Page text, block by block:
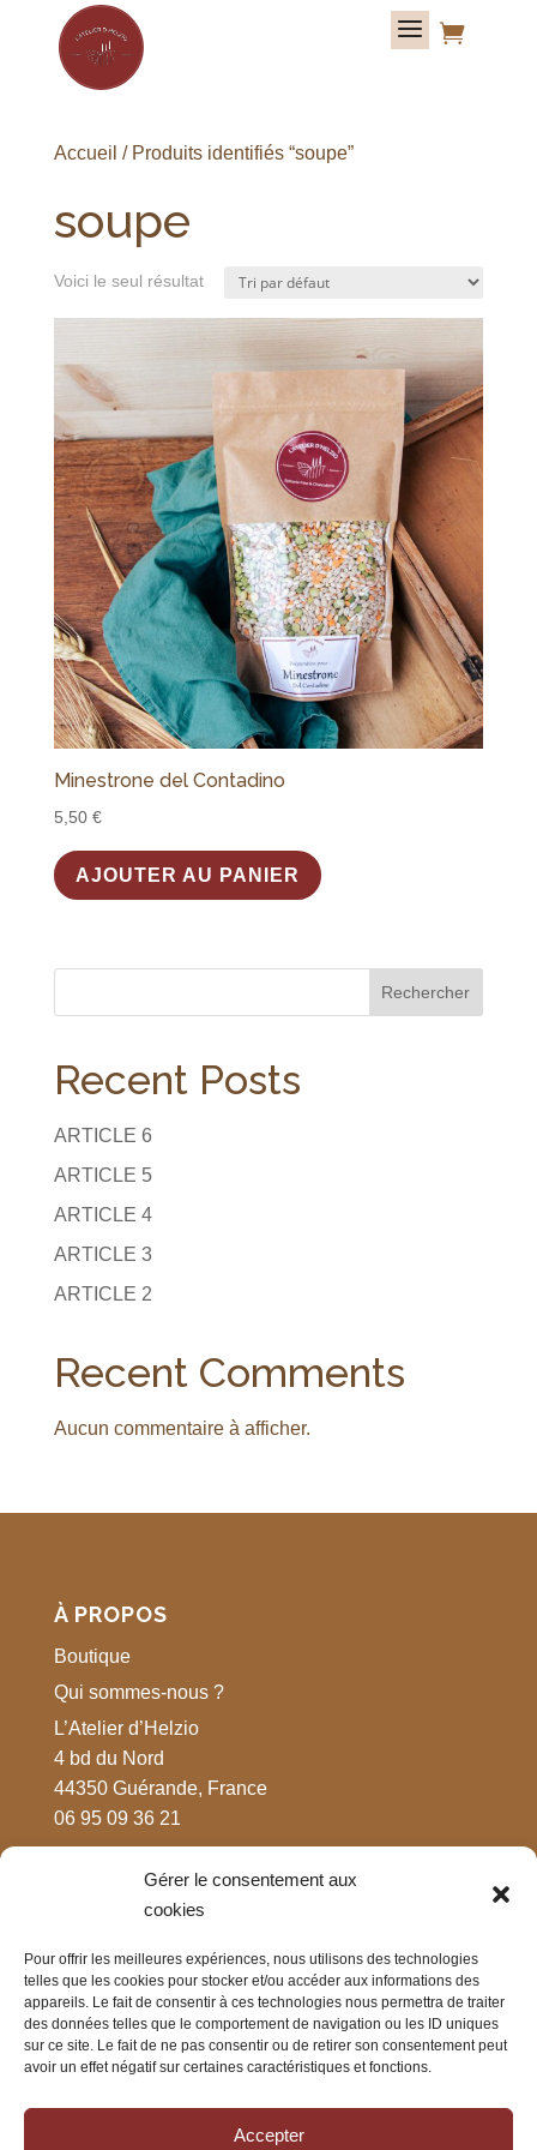
Gérer le consentement aux
cookies
Pour offrir les meilleures expériences, nous utilisons des technologies
telles que les cookies pour stocker et/ou accéder aux informations des
appareils. Le fait de consentir à ces technologies nous permettra de traiter
des données telles que le comportement de navigation ou les ID uniques
sur ce site. Le fait de ne pas consentir ou de retirer son consentement peut
avoir un effet négatif sur certaines caractéristiques et fonctions.
Accepter

Accueil / Produits identifiés “soupe”
soupe
Voici le seul résultat
Minestrone del Contadino
5,50 €
AJOUTER AU PANIER
Rechercher
Recent Posts
ARTICLE 6
ARTICLE 5
ARTICLE 4
ARTICLE 3
ARTICLE 2
Recent Comments
Aucun commentaire à afficher.
À PROPOS
Boutique
Qui sommes-nous ?
L’Atelier d’Helzio
4 bd du Nord
44350 Guérande, France
06 95 09 36 21
MENTIONS LÉGALES
Mentions légales
CGV
CONTACT